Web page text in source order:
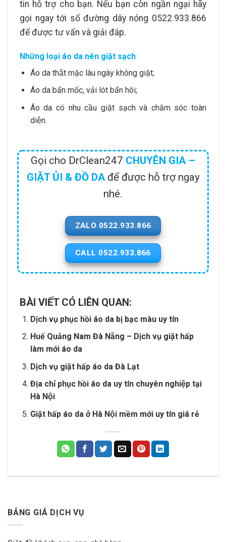
tin hỗ trợ cho bạn. Nếu bạn còn ngần ngại hãy
gọi ngay tới số đường dây nóng 0522.933.866
để được tư vấn và giải đáp.
Những loại áo da nên giặt sạch
Áo da thật mặc lâu ngày không giặt;
Áo da bẩn mốc, vải lót bẩn hôi;
Áo da có nhu cầu giặt sạch và chăm sóc toàn
diện.
Gọi cho DrClean247 CHUYÊN GIA –
GIẶT ỦI & ĐỒ DAđể được hỗ trợ ngay
nhé.
ZALO 0522.933.866
CALL 0522.933.866
BÀI VIẾT CÓ LIÊN QUAN:
Dịch vụ phục hồi áo da bị bạc màu uy tín
Huế Quảng Nam Đà Nẵng – Dịch vụ giặt hấp
làm mới áo da
Dịch vụ giặt hấp áo da Đà Lạt
Địa chỉ phục hồi áo da uy tín chuyên nghiệp tại
Hà Nội
Giặt hấp áo da ở Hà Nội mềm mới uy tín giá rẻ
BẢNG GIÁ DỊCH VỤ